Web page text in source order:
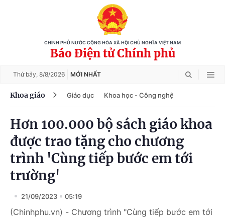
CHÍNH PHỦ NƯỚC CỘNG HÒA XÃ HỘI CHỦ NGHĨA VIỆT NAM
Báo Điện tử Chính phủ
Thứ bảy, 8/8/2026 MỚI NHẤT
Khoa giáo Giáo dục Khoa học - Công nghệ
Hơn 100.000 bộ sách giáo khoa
được trao tặng cho chương
trình 'Cùng tiếp bước em tới
trường'
21/09/2023 05:19
(Chinhphu.vn) - Chương trình "Cùng tiếp bước em tới